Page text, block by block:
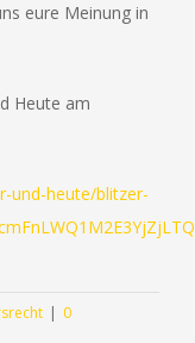
eure Meinung in
Heute am
und-heute/blitzer-
| 0